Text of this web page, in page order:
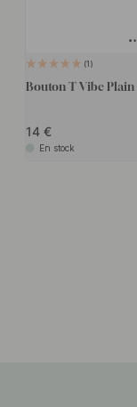
1
Bouton T Vibe Plain
14
En stock